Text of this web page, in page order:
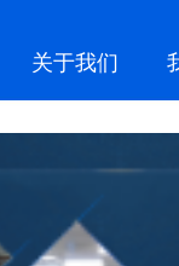
关于我们